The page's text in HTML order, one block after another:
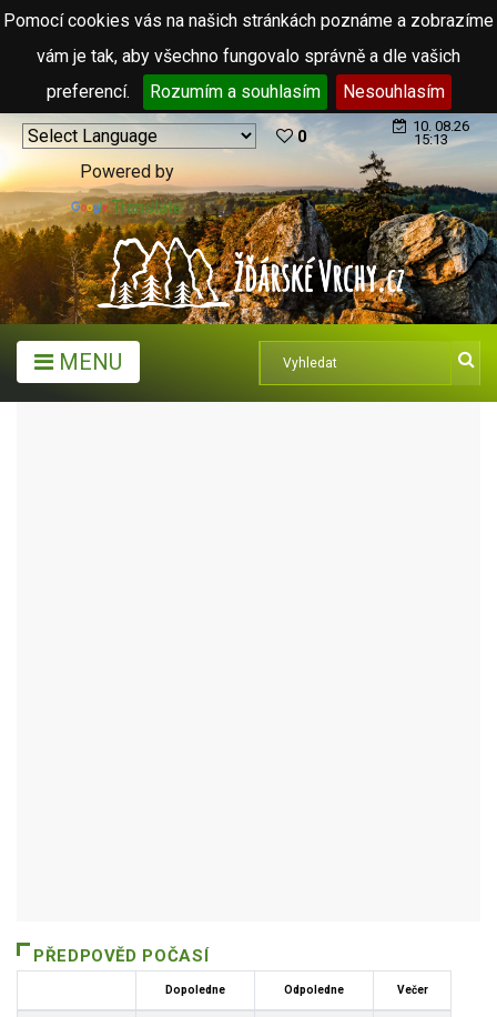
Pomocí cookies vás na našich stránkách poznáme a zobrazíme
vám je tak, aby všechno fungovalo správně a dle vašich
preferencí.
Rozumím a souhlasím Nesouhlasím
Powered by
Translate
0
10. 08.26
15:13
MENU
PŘEDPOVĚD POČASÍ
Dopoledne Odpoledne Večer